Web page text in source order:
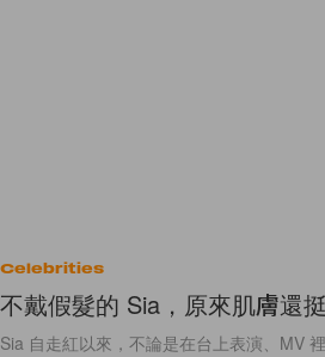
Celebrities
不戴假髮的 Sia，原來肌膚還
Sia 自走紅以來，不論是在台上表演、MV